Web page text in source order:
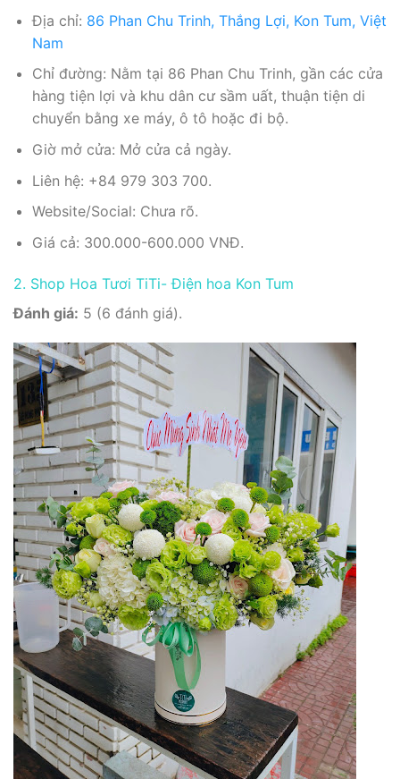
Địa chỉ: 86 Phan Chu Trinh, Thắng Lợi, Kon Tum, Việt
Nam
Chỉ đường: Nằm tại 86 Phan Chu Trinh, gần các cửa
hàng tiện lợi và khu dân cư sầm uất, thuận tiện di
chuyển bằng xe máy, ô tô hoặc đi bộ.
Giờ mở cửa: Mở cửa cả ngày.
Liên hệ: +84 979 303 700.
Website/Social: Chưa rõ.
Giá cả: 300.000-600.000 VNĐ.
2. Shop Hoa Tươi TiTi- Điện hoa Kon Tum
Đánh giá: 5 (6 đánh giá).